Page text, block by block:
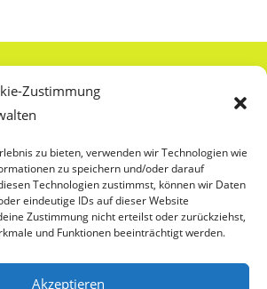
Zustimmung
zu bieten, verwenden wir Technologien wie
zu speichern und/oder darauf
Technologien zustimmst, können wir Daten
eindeutige IDs auf dieser Website
Zustimmung nicht erteilst oder zurückziehst,
und Funktionen beeinträchtigt werden.
Akzeptieren